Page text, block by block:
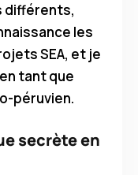
différents,
les
SEA, et je
tant que
péruvien.
secrète en